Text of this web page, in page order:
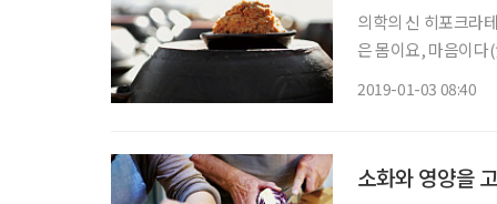
의학의 신 히포크라
은 몸이요, 마음이다
2019-01-03 08:40
소화와 영양을